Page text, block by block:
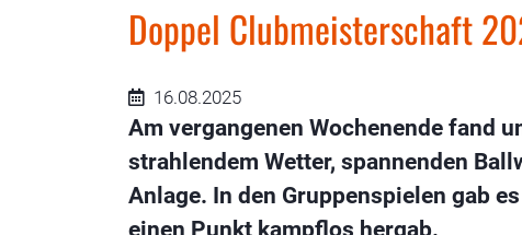
Doppel Clubmeisterschaft
16.08.2025
Am vergangenen Wochenende fand
strahlendem Wetter, spannenden
Anlage. In den Gruppenspielen gab
einen Punkt kampflos hergab.